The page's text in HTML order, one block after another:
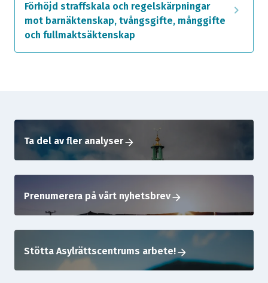
Förhöjd straffskala och regelskärpningar
mot barnäktenskap, tvångsgifte, månggifte
och fullmaktsäktenskap
chevron_right
Ta del av fler analyserarrow_forward
Prenumerera på vårt nyhetsbrevarrow_forward
Stötta Asylrättscentrums arbete!arrow_forward